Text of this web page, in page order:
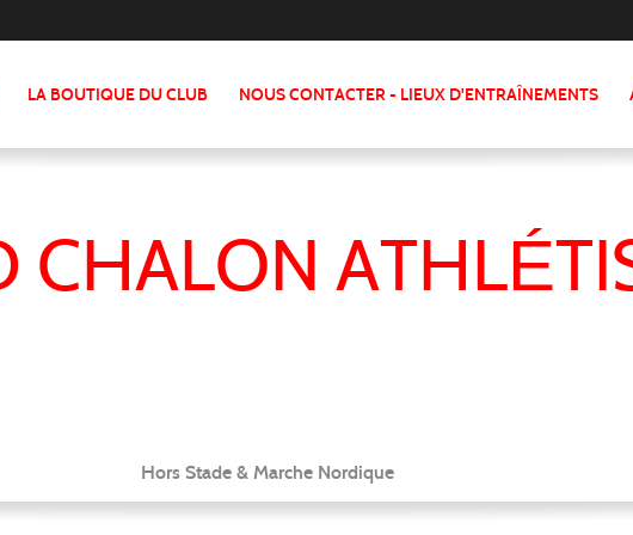
LA BOUTIQUE DU CLUB NOUS CONTACTER - LIEUX D'ENTRAÎNEMENTS
CHALON
Hors Stade & Marche Nordique